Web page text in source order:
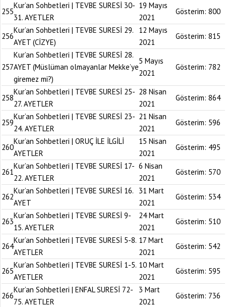
255
Kur’an Sohbetleri | TEVBE SURESİ 30-
31. AYETLER
19 Mayıs
2021
Gösterim: 800
256
Kur’an Sohbetleri | TEVBE SURESİ 29.
AYET (CİZYE)
12 Mayıs
2021
Gösterim: 815
257
Kur’an Sohbetleri | TEVBE SURESİ 28.
AYET (Müslüman olmayanlar Mekke’ye
giremez mi?)
5 Mayıs
2021
Gösterim: 782
258
Kur’an Sohbetleri | TEVBE SURESİ 25-
27. AYETLER
28 Nisan
2021
Gösterim: 864
259
Kur’an Sohbetleri | TEVBE SURESİ 23-
24. AYETLER
21 Nisan
2021
Gösterim: 596
260
Kur’an Sohbetleri | ORUÇ İLE İLGİLİ
AYETLER
15 Nisan
2021
Gösterim: 495
261
Kur’an Sohbetleri | TEVBE SURESİ 17-
22. AYETLER
6 Nisan
2021
Gösterim: 570
262
Kur’an Sohbetleri | TEVBE SURESİ 16.
AYET
31 Mart
2021
Gösterim: 534
263
Kur’an Sohbetleri | TEVBE SURESİ 9-
15. AYETLER
24 Mart
2021
Gösterim: 510
264
Kur’an Sohbetleri | TEVBE SURESİ 5-8.
AYETLER
17 Mart
2021
Gösterim: 542
265
Kur’an Sohbetleri | TEVBE SURESİ 1-5.
AYETLER
10 Mart
2021
Gösterim: 595
266
Kur’an Sohbetleri | ENFAL SURESİ 72-
75. AYETLER
3 Mart
2021
Gösterim: 736